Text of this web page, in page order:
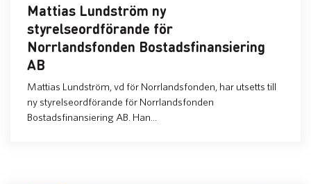
Mattias Lundström ny
styrelseordförande för
Norrlandsfonden Bostadsfinansiering
AB
Mattias Lundström, vd för Norrlandsfonden, har utsetts till
ny styrelseordförande för Norrlandsfonden
Bostadsfinansiering AB. Han...